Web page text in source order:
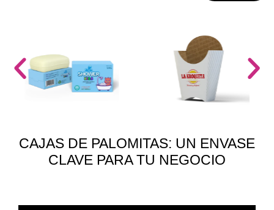
CAJAS DE PALOMITAS: UN ENVASE
CLAVE PARA TU NEGOCIO